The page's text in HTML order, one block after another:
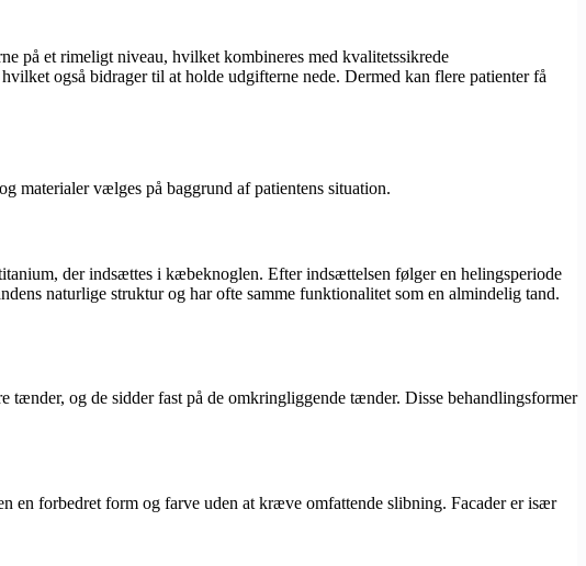
på et rimeligt niveau, hvilket kombineres med kvalitetssikrede
også bidrager til at holde udgifterne nede. Dermed kan flere patienter få
materialer vælges på baggrund af patientens situation.
der indsættes i kæbeknoglen. Efter indsættelsen følger en helingsperiode
naturlige struktur og har ofte samme funktionalitet som en almindelig tand.
og de sidder fast på de omkringliggende tænder. Disse behandlingsformer
en forbedret form og farve uden at kræve omfattende slibning. Facader er især